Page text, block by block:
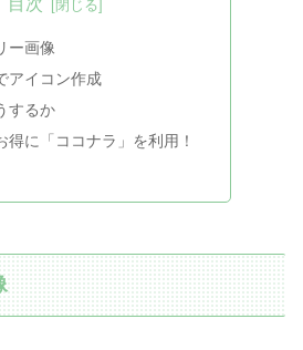
ー画像
アイコン作成
するか
得に「ココナラ」を利用！